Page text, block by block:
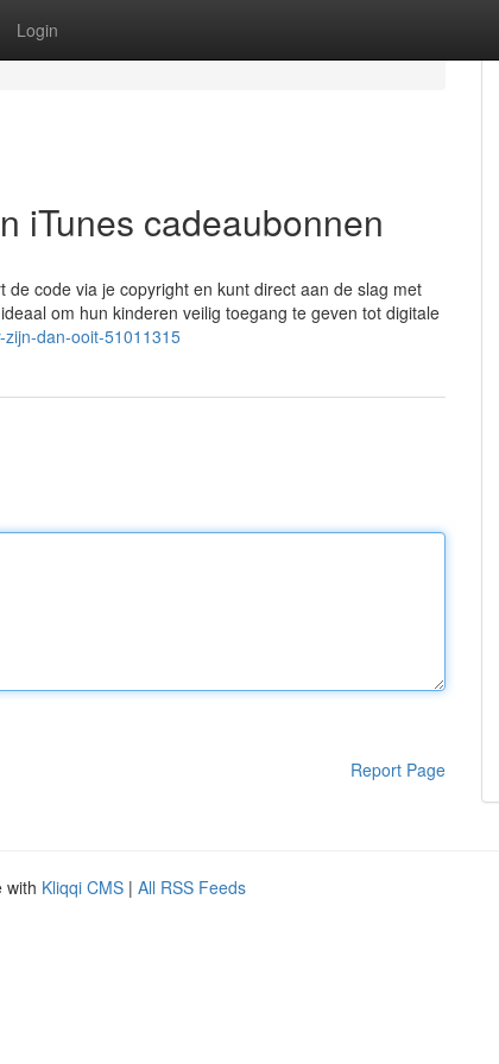
Login
iTunes cadeaubonnen
code via je copyright en kunt direct aan de slag met
om hun kinderen veilig toegang te geven tot digitale
dan-ooit-51011315
Report Page
with Kliqqi CMS | All RSS Feeds